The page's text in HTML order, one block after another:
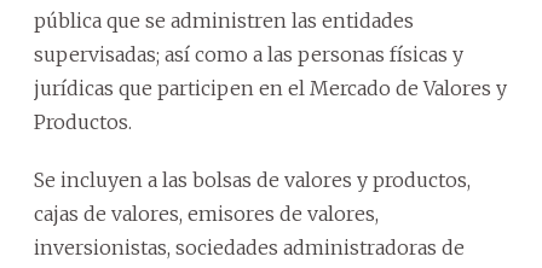
pública que se administren las entidades
supervisadas; así como a las personas físicas y
jurídicas que participen en el Mercado de Valores y
Productos.
Se incluyen a las bolsas de valores y productos,
cajas de valores, emisores de valores,
inversionistas, sociedades administradoras de